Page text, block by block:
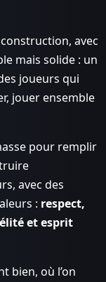
avec
mais solide : un
joueurs qui
jouer ensemble
pour remplir
avec des
: respect,
et esprit
bien, où l’on